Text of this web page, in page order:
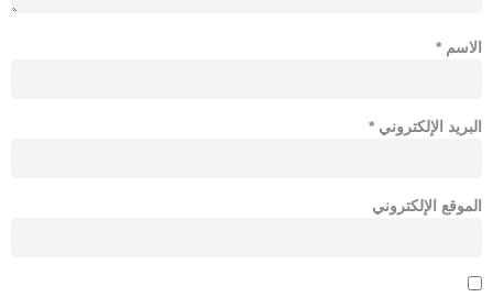
الاسم *
البريد الإلكتروني *
الموقع الإلكتروني